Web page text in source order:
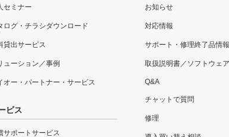
セミナー
ログ・チラシダウンロード
貸出サービス
ューション／事例
オー・パートナー・サービス
ビス
サポートサービス
お知らせ
対応情報
サポート・修理終了品情報
取扱説明書／ソフトウェア
Q&A
チャットで質問
修理